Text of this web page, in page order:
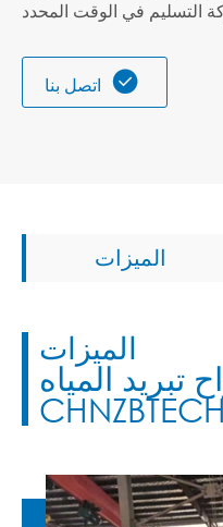

الميزات
الميزات
تبريد المياه